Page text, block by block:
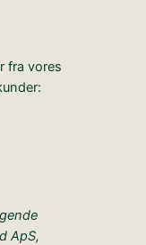
fra vores
ApS,